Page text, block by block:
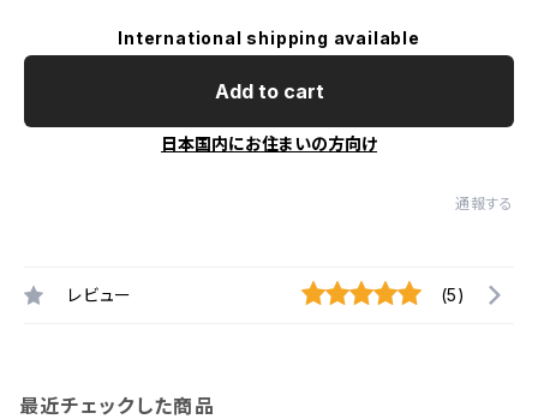
International shipping available
Add to cart
日本国内にお住まいの方向け
通報する
レビュー (5)
最近チェックした商品